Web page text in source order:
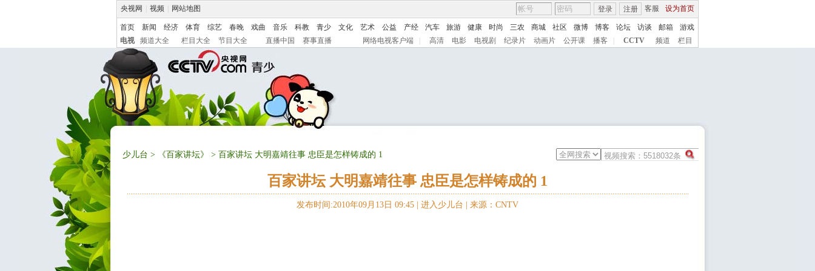
央视网 视频 网站地图 客服 设为首页
登录 注册
首页 新闻 经济 体育 综艺 春晚 戏曲 音乐 科教 青少 文化 艺术 公益 产经 汽车 旅游 健康 时尚 三农 商城 社区 微博 博客 论坛 访谈 邮箱
游戏
电视
频道大全 栏目大全 节目大全 直播中国 赛事直播 网络电视客户端 高清 电影 电视剧 纪录片 动画片 公开课 播客 CCTV 频道 栏目
少儿台 > 《百家讲坛》 > 百家讲坛 大明嘉靖往事 忠臣是怎样铸成的 1
百家讲坛 大明嘉靖往事 忠臣是怎样铸成的 1
发布时间:2010年09月13日 09:45 | 进入少儿台 来源：CNTV